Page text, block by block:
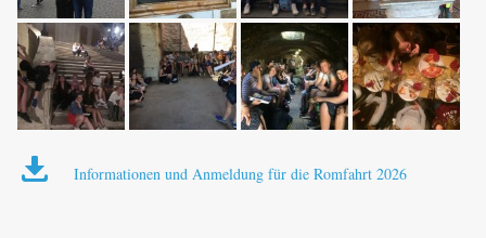
Informationen und Anmeldung für die Romfahrt 2026